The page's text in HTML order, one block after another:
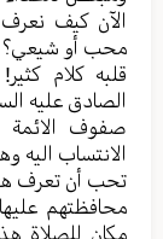
الآن کیف
محب أو شيعي؟
قلبه کلام
الصادق علیه
صفوف
الانتساب الیه
تحب أن تعرف
محافظتهم
مکان للصلاة